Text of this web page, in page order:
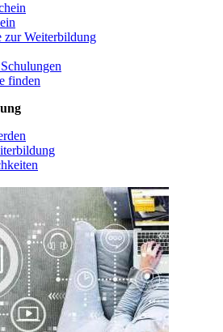
Weiterbildung
finden